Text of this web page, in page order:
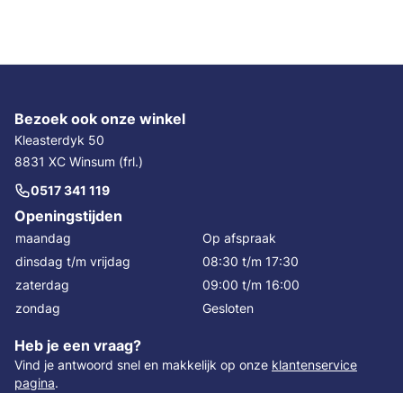
Bezoek ook onze winkel
Kleasterdyk 50
8831 XC Winsum (frl.)
0517 341 119
Openingstijden
maandag
Op afspraak
dinsdag t/m vrijdag
08:30 t/m 17:30
zaterdag
09:00 t/m 16:00
zondag
Gesloten
Heb je een vraag?
Vind je antwoord snel en makkelijk op onze klantenservice
pagina.